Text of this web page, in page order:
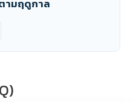
ามฤดูกาล